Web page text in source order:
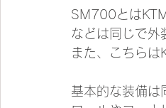
SM700とは
などは同じで外
また、こちらは
基本的な装備は